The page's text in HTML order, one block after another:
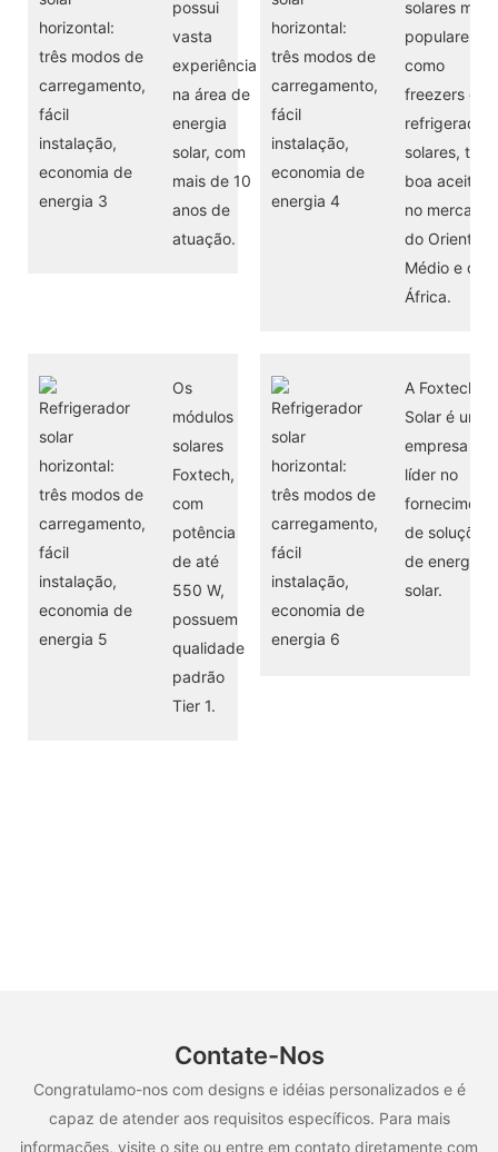
possui
vasta
experiência
na área de
energia
solar, com
mais de 10
anos de
atuação.
solares mais
populares,
como
freezers e
solares, têm
boa
no mercado
do Oriente
Médio e da
África.
Os
módulos
solares
Foxtech,
com
potência
de até
550 W,
possuem
qualidade
padrão
Tier 1.
A Foxtech
Solar é uma
empresa
líder no
de soluções
de energia
solar.
Contate-Nos
Congratulamo-nos com designs e idéias personalizados e é
capaz de atender aos requisitos específicos. Para mais
informações, visite o site ou entre em contato diretamente com